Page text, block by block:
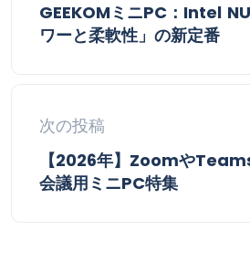
GEEKOMミニPC：Intel
ワーと柔軟性」の新定番
次の投稿
【2026年】Zoomや
会議用ミニPC特集